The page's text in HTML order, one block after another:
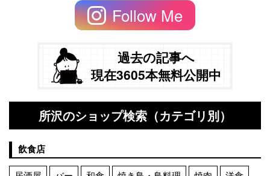
Follow Me
過去の記事へ
現在3605本無料公開中
所沢のショップ検索（カテゴリ別）
飲食店